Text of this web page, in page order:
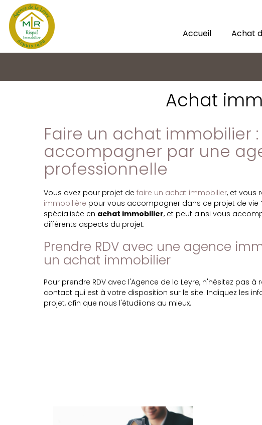
Accueil Achat
Achat
Faire un achat immobilier
accompagner par une
professionnelle
Vous avez pour projet de faire un achat immobilier, et vous
immobilière pour vous accompagner dans ce projet de vie
spécialisée en achat immobilier, et peut ainsi vous
différents aspects du projet.
Prendre RDV avec une agence
un achat immobilier
Pour prendre RDV avec l'Agence de la Leyre, n'hésitez pas
contact qui est à votre disposition sur le site. Indiquez les
projet, afin que nous l'étudiions au mieux.